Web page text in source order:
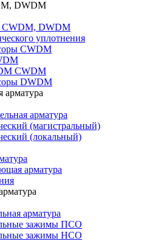
DWDM
CWDM, DWDM
уплотнения
CWDM
CWDM
DWDM
арматура
арматура
(магистральный)
(локальный)
арматура
арматура
зажимы ПСО
зажимы НСО